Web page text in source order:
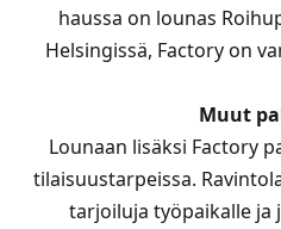
haussa on lounas
Helsingissä, Factory on
Muut
Lounaan lisäksi Factory
tilaisuustarpeissa.
tarjoiluja työpaikalle ja